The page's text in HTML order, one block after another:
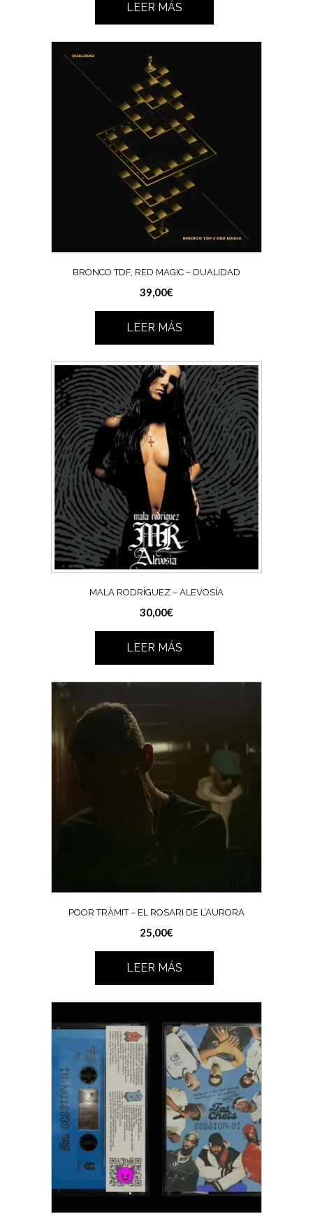
LEER MÁS
BRONCO TDF, RED MAGIC – DUALIDAD
39,00€
LEER MÁS
MALA RODRÍGUEZ – ALEVOSÍA
30,00€
LEER MÁS
POOR TRÀMIT – EL ROSARI DE L’AURORA
25,00€
LEER MÁS